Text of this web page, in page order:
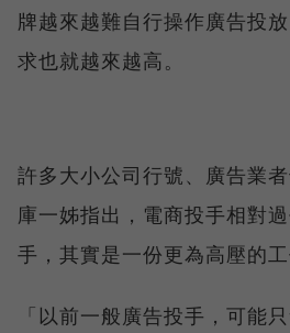
牌越來越難自行操作廣告投
求也就越來越高。
許多大小公司行號、廣告業
庫一姊指出，電商投手相對
手，其實是一份更為高壓的工
「以前一般廣告投手，可能